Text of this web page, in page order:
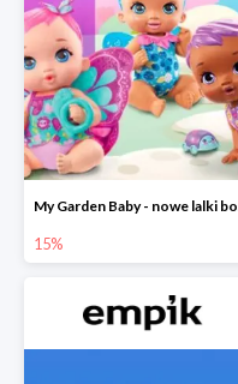
15%